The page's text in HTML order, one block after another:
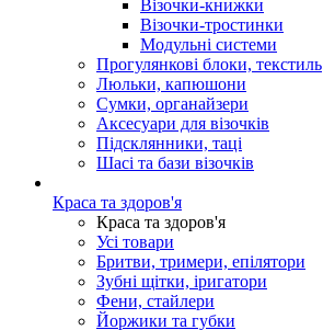
Візочки-книжки
Візочки-тростинки
Модульні системи
Прогулянкові блоки, текстиль
Люльки, капюшони
Сумки, органайзери
Аксесуари для візочків
Підсклянники, таці
Шасі та бази візочків
Краса та здоров'я
Краса та здоров'я
Усі товари
Бритви, тримери, епілятори
Зубні щітки, іригатори
Фени, стайлери
Йоржики та губки